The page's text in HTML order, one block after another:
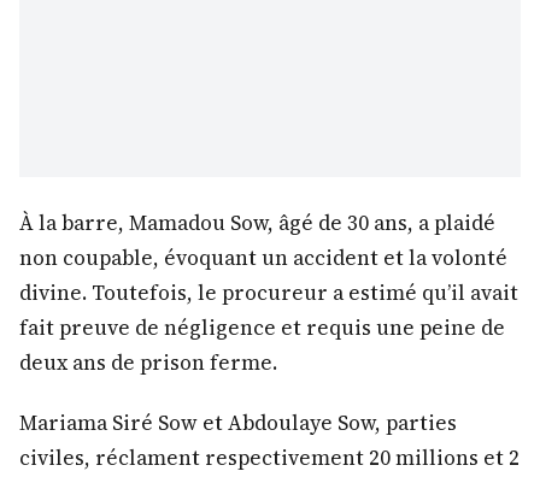
À la barre, Mamadou Sow, âgé de 30 ans, a plaidé
non coupable, évoquant un accident et la volonté
divine. Toutefois, le procureur a estimé qu’il avait
fait preuve de négligence et requis une peine de
deux ans de prison ferme.
Mariama Siré Sow et Abdoulaye Sow, parties
civiles, réclament respectivement 20 millions et 2